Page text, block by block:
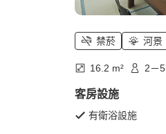
禁菸 河景
16.2 m² 2－
客房設施
有衛浴設施